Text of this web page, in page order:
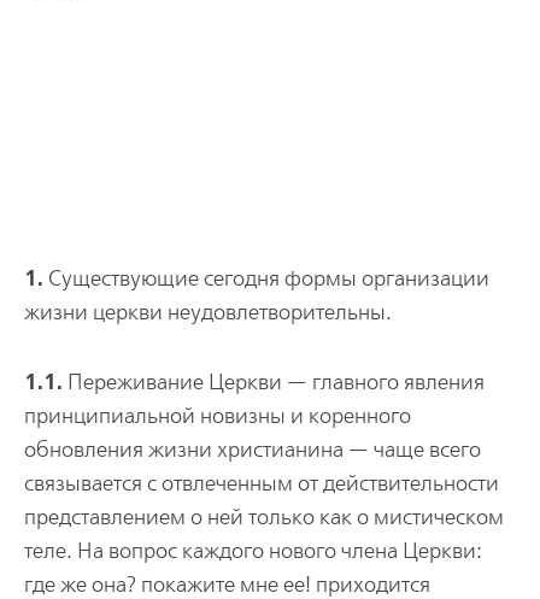
1. Существующие сегодня формы организации
жизни церкви неудовлетворительны.
1.1. Переживание Церкви — главного явления
принципиальной новизны и коренного
обновления жизни христианина — чаще всего
связывается с отвлеченным от действительности
представлением о ней только как о мистическом
теле. На вопрос каждого нового члена Церкви:
где же она? покажите мне ее! приходится